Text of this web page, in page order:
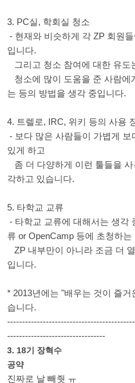
3. PC실, 학회실 청소
- 현재와 비슷하게 각 ZP 회원
입니다.
그리고 청소 참여에 대한 유도
청소에 많이 도움을 준 사람에
는 등의 방법을 생각 중입니다.
4. 트렐로, IRC, 위키 등의 사용
- 보다 많은 사람들이 가볍게
있게 하고
좀 더 다양하게 이런 툴들을
각하고 있습니다.
5. 타학교 교류
- 타학교 교류에 대해서는 생각
류 or OpenCamp 등에 초청하는
ZP 내부만이 아니라 조금 더
입니다.
* 2013년에는 "배우는 것이 즐
습니다.
---------------------------------
3. 18기 장혁수
공약
진짜로 날 빼줫 ㅠ